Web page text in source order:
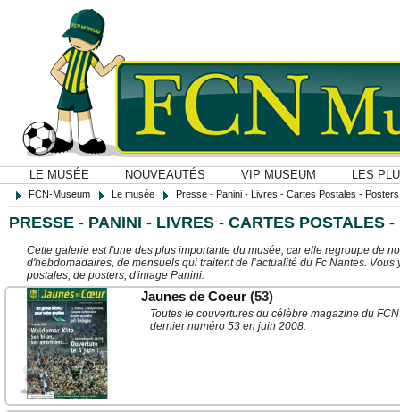
LE MUSÉE NOUVEAUTÉS VIP MUSEUM LES
FCN-Museum Le musée Presse - Panini - Livres - Cartes Postales -
PRESSE - PANINI - LIVRES - CARTES POSTALES
Cette galerie est l'une des plus importante du musée, car elle regroupe de
d'hebdomadaires, de mensuels qui traitent de l’actualité du Fc Nantes.
postales, de posters, d'image Panini.
Jaunes de Coeur (53)
Toutes le couvertures du célèbre magazine du
dernier numéro 53 en juin 2008.